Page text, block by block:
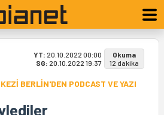
YT: 20.10.2022 00:00
SG: 20.10.2022 19:37
Okuma
12 dakika
BERLİN'DEN PODCAST VE YAZI